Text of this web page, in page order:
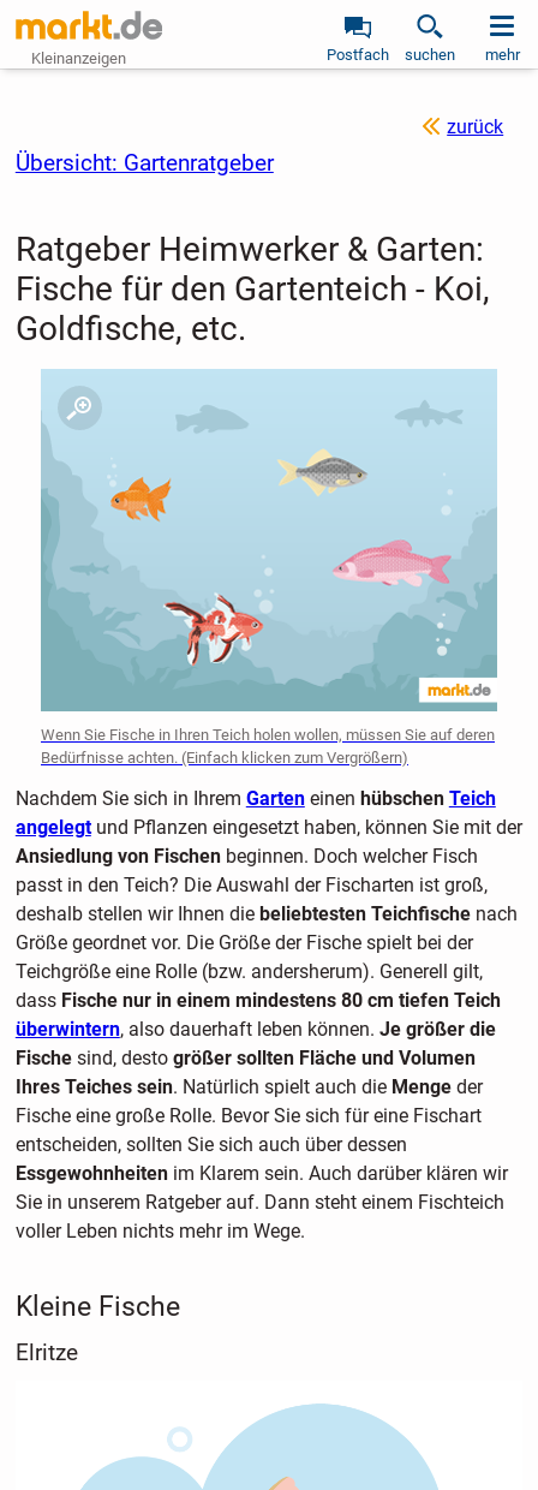
Kleinanzeigen Postfach suchen mehr
zurück
Übersicht: Gartenratgeber
Ratgeber Heimwerker & Garten:
Fische für den Gartenteich - Koi,
Goldfische, etc.
Wenn Sie Fische in Ihren Teich holen wollen, müssen Sie auf deren
Bedürfnisse achten. (Einfach klicken zum Vergrößern)
Nachdem Sie sich in Ihrem Garteneinen hübschen Teich
angelegtund Pflanzen eingesetzt haben, können Sie mit der
Ansiedlung von Fischenbeginnen. Doch welcher Fisch
passt in den Teich? Die Auswahl der Fischarten ist groß,
deshalb stellen wir Ihnen die beliebtesten Teichfischenach
Größe geordnet vor. Die Größe der Fische spielt bei der
Teichgröße eine Rolle (bzw. andersherum). Generell gilt,
dass Fische nur in einem mindestens 80 cm tiefen Teich
überwintern, also dauerhaft leben können. Je größer die
Fischesind, desto größer sollten Fläche und Volumen
Ihres Teiches sein. Natürlich spielt auch die Mengeder
Fische eine große Rolle. Bevor Sie sich für eine Fischart
entscheiden, sollten Sie sich auch über dessen
Essgewohnheitenim Klarem sein. Auch darüber klären wir
Sie in unserem Ratgeber auf. Dann steht einem Fischteich
voller Leben nichts mehr im Wege.
Kleine Fische
Elritze